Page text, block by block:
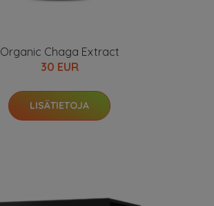
Organic Chaga Extract
30 EUR
LISÄTIETOJA